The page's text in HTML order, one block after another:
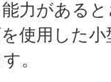
力がある
使用した
。